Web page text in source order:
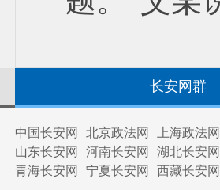
长安网群
中国长安网 北京政法网 上海政法网
山东长安网
河南长安网 湖北长安网
青海长安网
宁夏长安网 西藏长安网